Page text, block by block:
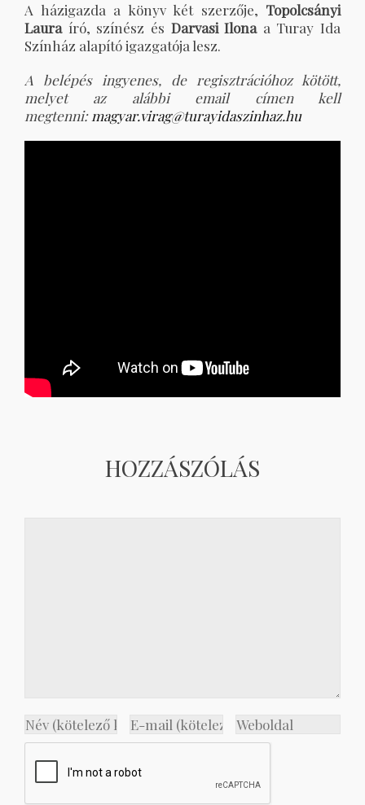
A házigazda a könyv két szerzője, Topolcsányi
Lauraíró, színész és Darvasi Ilona a Turay Ida
Színház alapító igazgatója lesz.
A belépés ingyenes, de regisztrációhoz kötött,
melyet az alábbi email címen kell
megtenni: magyar.virag@turayidaszinhaz.hu
HOZZÁSZÓLÁS